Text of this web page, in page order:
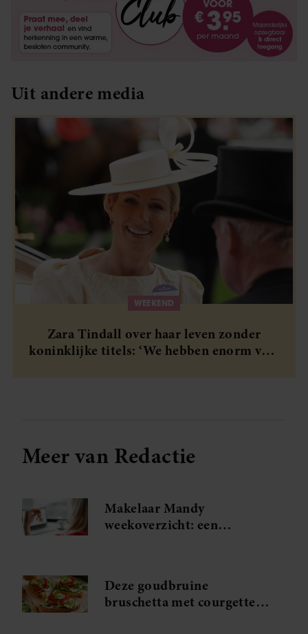
Uit andere media
WEEKEND
Zara Tindall over haar leven zonder
koninklijke titels: ‘We hebben enorm veel
Meer van Redactie
Makelaar Mandy
weekoverzicht: een
Deze goudbruine
bruschetta met courgette